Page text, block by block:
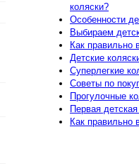
коляски?
Особенности
Выбираем
Как правильно
Детские
Суперлегкие
Советы по
Прогулочные
Первая
Как правильно